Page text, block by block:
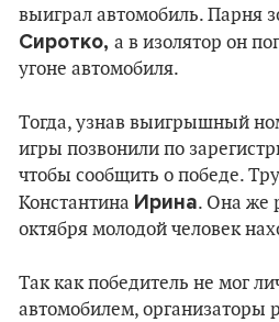
выиграл автомобиль. Парня
Сиротко, а в изолятор он
угоне автомобиля.
Тогда, узнав выигрышный
игры позвонили по
чтобы сообщить о победе.
Константина Ирина. Она же
октября молодой человек
Так как победитель не мог
автомобилем, организаторы